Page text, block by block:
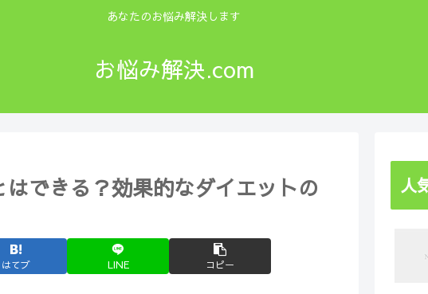
あなたのお悩み解決します
お悩み解決.com
できる？効果的なダイエットの
はてブ LINE コピー
人